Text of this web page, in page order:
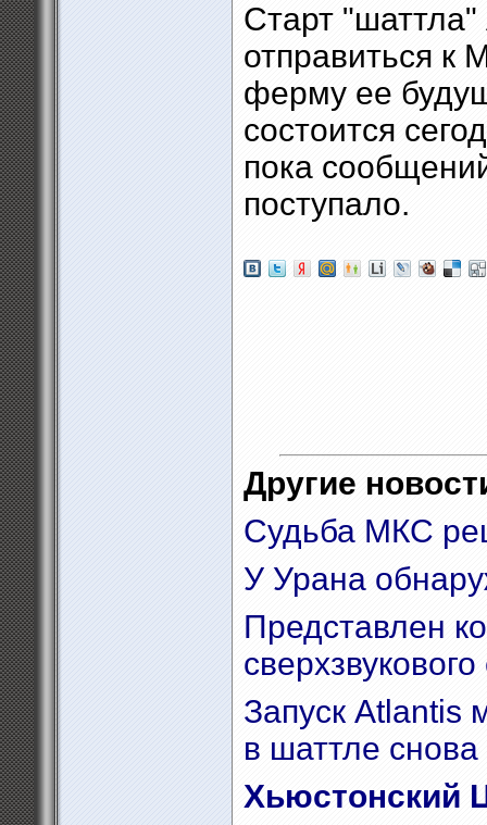
Старт
отправиться к
ферму ее
состоится
пока
поступало.
Другие
Судьба МКС
У Урана
Представлен
Запуск Atlantis
в шаттле
Хьюстонский